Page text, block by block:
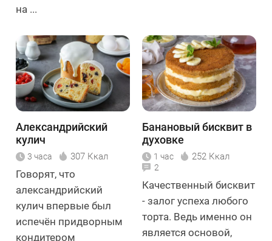
на ...
Александрийский
кулич
3 часа 307 Ккал
Говорят, что
александрийский
кулич впервые был
испечён придворным
кондитером
Банановый бисквит в
духовке
1 час 252 Ккал
2
Качественный бисквит
- залог успеха любого
торта. Ведь именно он
является основой,